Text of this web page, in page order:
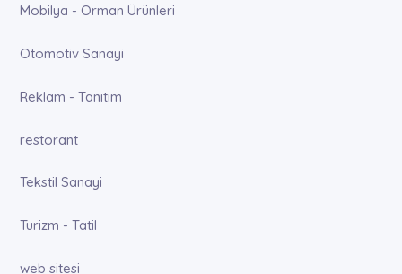
Mobilya - Orman Ürünleri
Otomotiv Sanayi
Reklam - Tanıtım
restorant
Tekstil Sanayi
Turizm - Tatil
web sitesi